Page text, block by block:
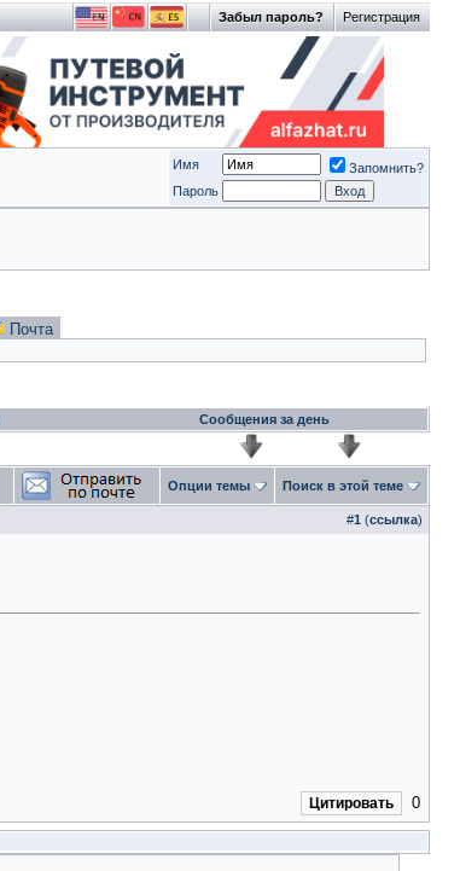
Регистрация
Забыл пароль?
Имя
Запомнить?
Пароль
Почта
Сообщения за день
Опции темы Поиск в этой теме
#1 (ссылка)
Цитировать 0